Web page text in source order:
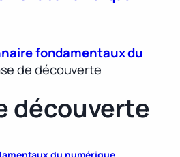
fondamentaux du
de découverte
découverte